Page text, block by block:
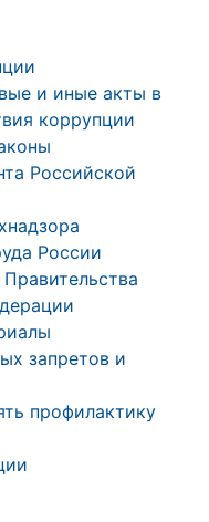
и иные акты в
коррупции
Российской
России
запретов и
профилактику